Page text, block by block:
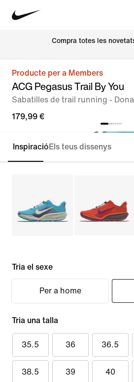
Compra totes les
Producte per a Members
ACG Pegasus Trail By You
Sabatilles de trail running - Dona
179,99 €
Personalitza
Inspiració Els teus dissenys
Tria el sexe
Per a home
Tria una talla
35.5 36 36.5
38.5 39 40